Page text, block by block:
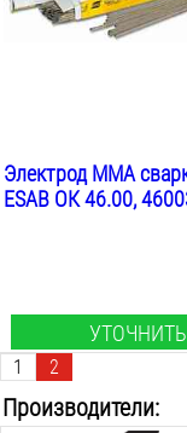
Электрод MMA
ESAB ОК 46.00,
УТОЧНИТЬ
1 2
Производители: